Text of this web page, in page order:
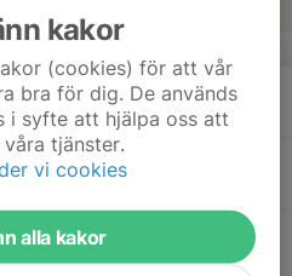
kakor
(cookies) för att vår
bra för dig. De används
i syfte att hjälpa oss att
tjänster.
vi cookies
alla kakor